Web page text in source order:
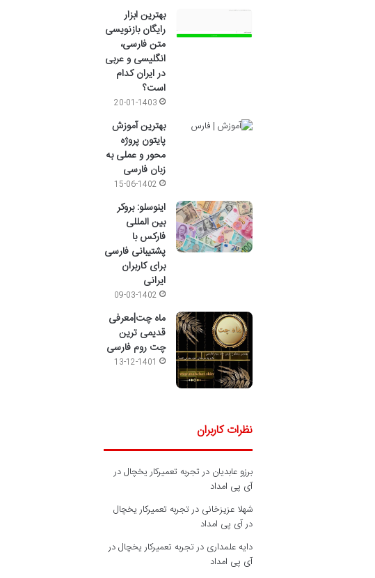
بهترین ابزار
رایگان بازنویسی
متن فارسی،
انگلیسی و عربی
در ایران کدام
است؟
20-01-1403
بهترین آموزش
پایتون پروژه
محور و عملی به
زبان فارسی
15-06-1402
اینوسلو: بروکر
بین المللی
فارکس با
پشتیبانی فارسی
برای کاربران
ایرانی
09-03-1402
ماه چت|معرفی
قدیمی ترین
چت روم فارسی
13-12-1401
نظرات کاربران
برزو عابدیان درتجربه تعمیرکار یخچال در
آی پی امداد
شهلا عزیزخانی درتجربه تعمیرکار یخچال
در آی پی امداد
دایه علمداری درتجربه تعمیرکار یخچال در
آی پی امداد